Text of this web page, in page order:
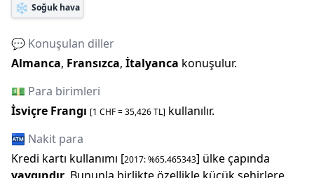
❄️ Soğuk hava
💬 Konuşulan diller
Almanca, Fransızca, İtalyanca konuşulur.
💵 Para birimleri
İsviçre Frangı [1 CHF=35,426TL] kullanılır.
🏧 Nakit para
Kredi kartı kullanımı [2017: %65.465343] ülke çapında